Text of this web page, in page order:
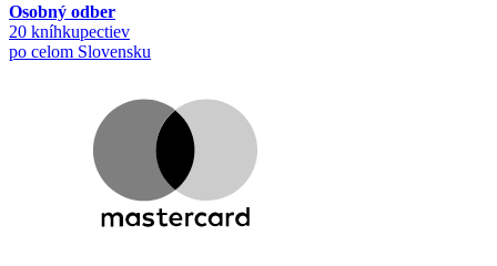
Osobný odber
20 kníhkupectiev
po celom Slovensku